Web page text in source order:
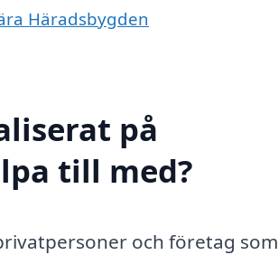
Häradsbygden
på
till med?
och företag som